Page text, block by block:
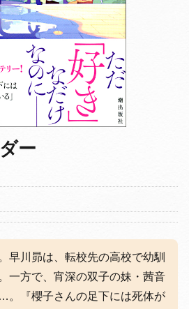
ー
早川昴は、転校先の高校で幼馴
一方で、宵深の双子の妹・茜音
『櫻子さんの足下には死体が